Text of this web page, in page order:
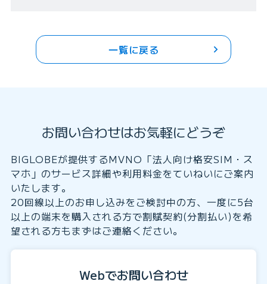
一覧に戻る
お問い合わせはお気軽にどうぞ
BIGLOBEが提供するMVNO「法人向け格安SIM・ス
マホ」のサービス詳細や利用料金をていねいにご案内
いたします。
20回線以上のお申し込みをご検討中の方、一度に5台
以上の端末を購入される方で割賦契約(分割払い)を希
望される方もまずはご連絡ください。
Webでお問い合わせ